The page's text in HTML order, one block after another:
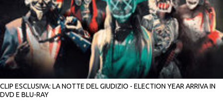
CLIP ESCLUSIVA: LA NOTTE DEL GIUDIZIO - ELECTION YEAR ARRIVA IN
DVD E BLU-RAY